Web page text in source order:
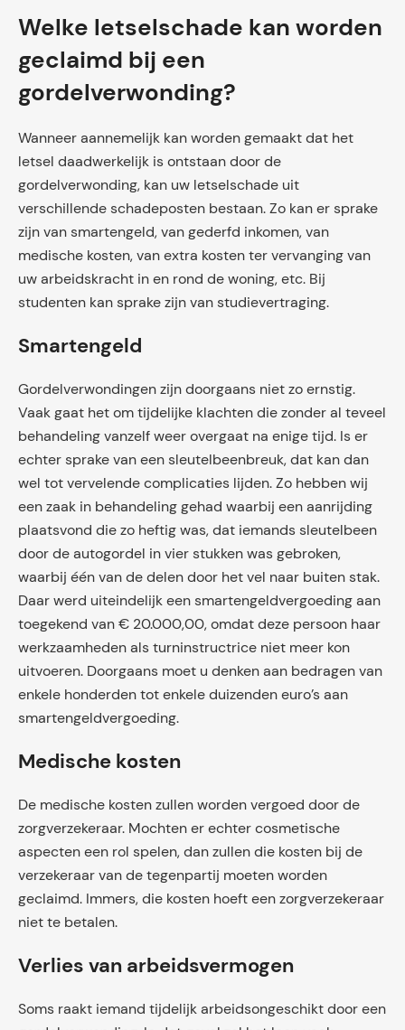
Welke letselschade kan worden
geclaimd bij een
gordelverwonding?
Wanneer aannemelijk kan worden gemaakt dat het
letsel daadwerkelijk is ontstaan door de
gordelverwonding, kan uw letselschade uit
verschillende schadeposten bestaan. Zo kan er sprake
zijn van smartengeld, van gederfd inkomen, van
medische kosten, van extra kosten ter vervanging van
uw arbeidskracht in en rond de woning, etc. Bij
studenten kan sprake zijn van studievertraging.
Smartengeld
Gordelverwondingen zijn doorgaans niet zo ernstig.
Vaak gaat het om tijdelijke klachten die zonder al teveel
behandeling vanzelf weer overgaat na enige tijd. Is er
echter sprake van een sleutelbeenbreuk, dat kan dan
wel tot vervelende complicaties lijden. Zo hebben wij
een zaak in behandeling gehad waarbij een aanrijding
plaatsvond die zo heftig was, dat iemands sleutelbeen
door de autogordel in vier stukken was gebroken,
waarbij één van de delen door het vel naar buiten stak.
Daar werd uiteindelijk een smartengeldvergoeding aan
toegekend van € 20.000,00, omdat deze persoon haar
werkzaamheden als turninstructrice niet meer kon
uitvoeren. Doorgaans moet u denken aan bedragen van
enkele honderden tot enkele duizenden euro’s aan
smartengeldvergoeding.
Medische kosten
De medische kosten zullen worden vergoed door de
zorgverzekeraar. Mochten er echter cosmetische
aspecten een rol spelen, dan zullen die kosten bij de
verzekeraar van de tegenpartij moeten worden
geclaimd. Immers, die kosten hoeft een zorgverzekeraar
niet te betalen.
Verlies van arbeidsvermogen
Soms raakt iemand tijdelijk arbeidsongeschikt door een